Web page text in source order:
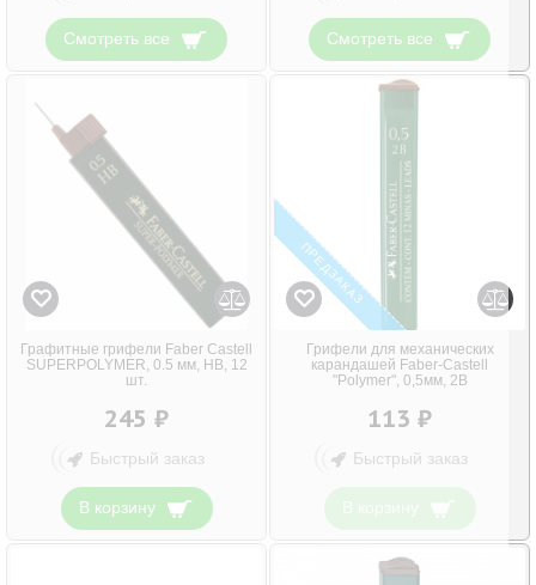
Смотреть все Смотреть все
Графитные грифели Faber Castell
SUPERPOLYMER, 0.5 мм, HB, 12
шт.
245 ₽
Быстрый заказ
В корзину
ПРЕДЗАКАЗ
Грифели для механических
карандашей Faber-Castell
"Polymer", 0,5мм, 2B
113 ₽
Быстрый заказ